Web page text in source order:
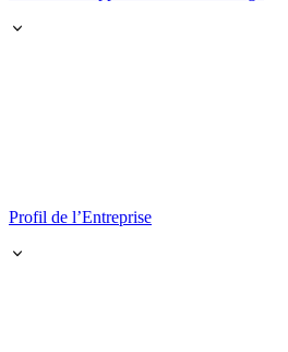
Profil de l’Entreprise